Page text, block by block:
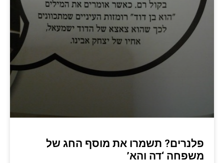
פלנרים? תשמרו את מוסף החג של
משפחה ‘דה והא’